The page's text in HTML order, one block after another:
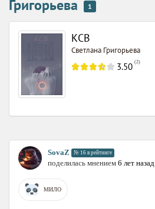
Григорьева
1
КСВ
Светлана Григорьева
3.50 (2)
SоvaZ № 16 в рейтинге
поделилась мнением 6 лет назад
МИЛО